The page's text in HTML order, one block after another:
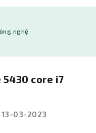
nghệ
core i7
03-2023